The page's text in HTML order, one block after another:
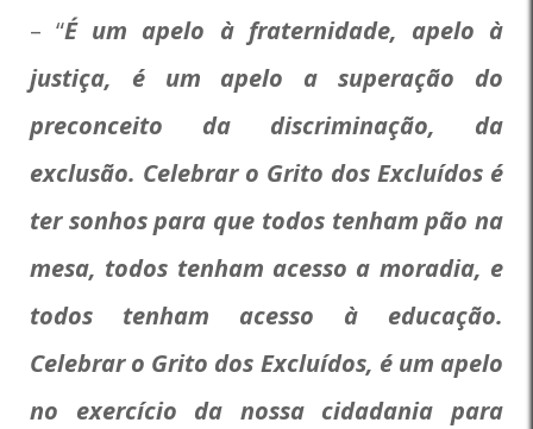
– “É um apelo à fraternidade, apelo à
justiça, é um apelo a superação do
preconceito da discriminação, da
exclusão. Celebrar o Grito dos Excluídos é
ter sonhos para que todos tenham pão na
mesa, todos tenham acesso a moradia, e
todos tenham acesso à educação.
Celebrar o Grito dos Excluídos, é um apelo
no exercício da nossa cidadania para